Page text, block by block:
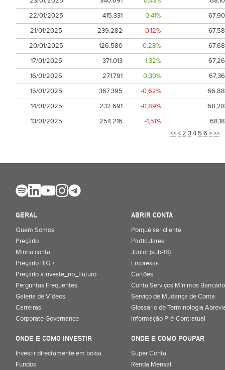
<<<2 34 5 6 >>>
22/01/2025
415.331 0,41%
67,90
21/01/2025
239.282 -0,12%
67,58
20/01/2025
126.580 0,28%
67,68
17/01/2025
371.013 1,32%
67,26
16/01/2025
271.791 0,30%
67,36
15/01/2025
367.395 -0,62%
66,88
14/01/2025
232.691 -0,89%
68,28
13/01/2025
254.216 -1,51% 68,18
GERAL
Quem Somos
Preçário
Minha conta
Preçário BiG +
Preçário #Investe_no_Futuro
Perguntas Frequentes
Galeria de Vídeos
Carreiras
Corporate Governance
ABRIR CONTA
Porquê ser cliente
Particulares
Júnior (sub-18)
Empresas
Cartões
Conta Serviços Mínimos
Serviço de Mudança de Conta
Glossário de Terminologia
Informação Pré-Contratual
ONDE E COMO INVESTIR
Investir directamente em bolsa
Fundos
ONDE E COMO POUPAR
Super Conta
Renda Mensal